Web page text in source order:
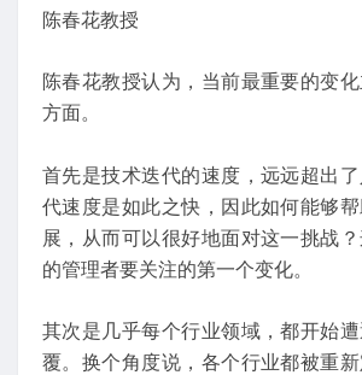
陈春花教授
陈春花教授认为，当前最重要的变
方面。
首先是技术迭代的速度，远远超出
代速度是如此之快，因此如何能够
展，从而可以很好地面对这一挑战
的管理者要关注的第一个变化。
其次是几乎每个行业领域，都开始
覆。换个角度说，各个行业都被重